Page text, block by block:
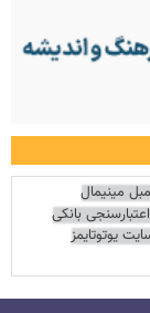
مبل مینیمال
اعتبارسنجی بانکی
یوتوتایمز